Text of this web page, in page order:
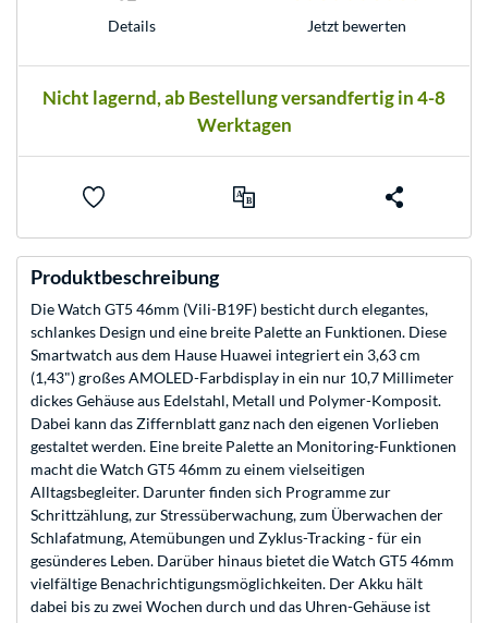
Details Jetzt bewerten
Nicht lagernd, ab Bestellung versandfertig in 4-8
Werktagen
Produktbeschreibung
Die Watch GT5 46mm (Vili-B19F) besticht durch elegantes,
schlankes Design und eine breite Palette an Funktionen. Diese
Smartwatch aus dem Hause Huawei integriert ein 3,63 cm
(1,43") großes AMOLED-Farbdisplay in ein nur 10,7 Millimeter
dickes Gehäuse aus Edelstahl, Metall und Polymer-Komposit.
Dabei kann das Ziffernblatt ganz nach den eigenen Vorlieben
gestaltet werden. Eine breite Palette an Monitoring-Funktionen
macht die Watch GT5 46mm zu einem vielseitigen
Alltagsbegleiter. Darunter finden sich Programme zur
Schrittzählung, zur Stressüberwachung, zum Überwachen der
Schlafatmung, Atemübungen und Zyklus-Tracking - für ein
gesünderes Leben. Darüber hinaus bietet die Watch GT5 46mm
vielfältige Benachrichtigungsmöglichkeiten. Der Akku hält
dabei bis zu zwei Wochen durch und das Uhren-Gehäuse ist